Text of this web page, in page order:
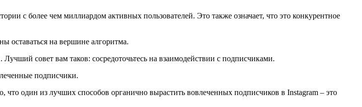
с более чем миллиардом активных пользователей. Это также означает, что это конкурентное
оставаться на вершине алгоритма.
совет вам таков: сосредоточьтесь на взаимодействии с подписчиками.
подписчики.
один из лучших способов органично вырастить вовлеченных подписчиков в Instagram – это